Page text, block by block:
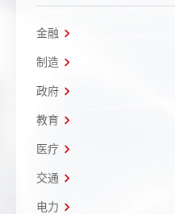
金融
制造
政府
教育
医疗
交通
电力